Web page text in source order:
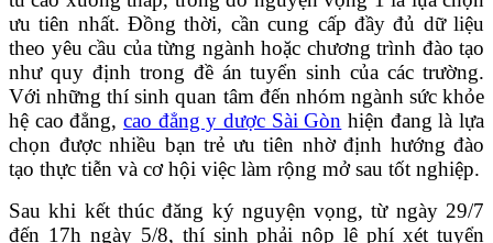
ưu tiên nhất. Đồng thời, cần cung cấp đầy đủ dữ liệu
theo yêu cầu của từng ngành hoặc chương trình đào tạo
như quy định trong đề án tuyển sinh của các trường.
Với những thí sinh quan tâm đến nhóm ngành sức khỏe
hệ cao đẳng, cao đẳng y dược Sài Gòn hiện đang là lựa
chọn được nhiều bạn trẻ ưu tiên nhờ định hướng đào
tạo thực tiễn và cơ hội việc làm rộng mở sau tốt nghiệp.
Sau khi kết thúc đăng ký nguyện vọng, từ ngày 29/7
đến 17h ngày 5/8, thí sinh phải nộp lệ phí xét tuyển